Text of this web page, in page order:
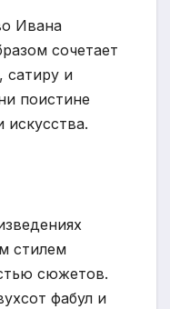
Ивана
сочетает
сатиру и
поистине
стилем
сюжетов.
фабул и